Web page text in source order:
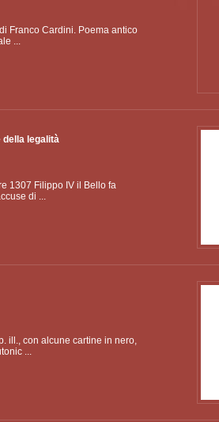
Franco Cardini. Poema antico
...
della legalità
1307 Filippo IV il Bello fa
di ...
ill., con alcune cartine in nero,
...